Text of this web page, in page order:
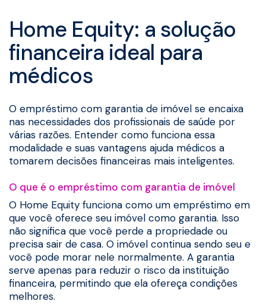
Home Equity: a solução
financeira ideal para
médicos
O empréstimo com garantia de imóvel se encaixa
nas necessidades dos profissionais de saúde por
várias razões. Entender como funciona essa
modalidade e suas vantagens ajuda médicos a
tomarem decisões financeiras mais inteligentes.
O que é o empréstimo com garantia de imóvel
O Home Equity funciona como um empréstimo em
que você oferece seu imóvel como garantia. Isso
não significa que você perde a propriedade ou
precisa sair de casa. O imóvel continua sendo seu e
você pode morar nele normalmente. A garantia
serve apenas para reduzir o risco da instituição
financeira, permitindo que ela ofereça condições
melhores.